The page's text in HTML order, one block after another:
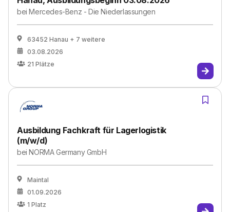
beiMercedes-Benz - Die Niederlassungen
63452 Hanau + 7 weitere
03.08.2026
21 Plätze
Ausbildung Fachkraft für Lagerlogistik
(m/w/d)
beiNORMA Germany GmbH
Maintal
01.09.2026
1 Platz